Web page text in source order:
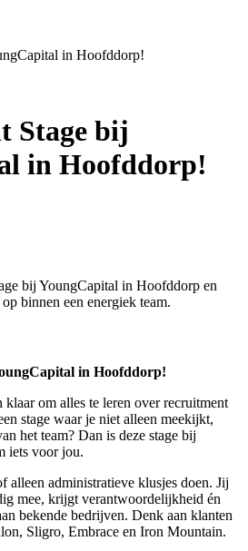
in Hoofddorp!
Stage bij
in Hoofddorp!
bij YoungCapital in Hoofddorp en
binnen een energiek team.
in Hoofddorp!
om alles te leren over recruitment
stage waar je niet alleen meekijkt,
het team? Dan is deze stage bij
iets voor jou.
alleen administratieve klusjes doen. Jij
mee, krijgt verantwoordelijkheid én
bekende bedrijven. Denk aan klanten
Sligro, Embrace en Iron Mountain.